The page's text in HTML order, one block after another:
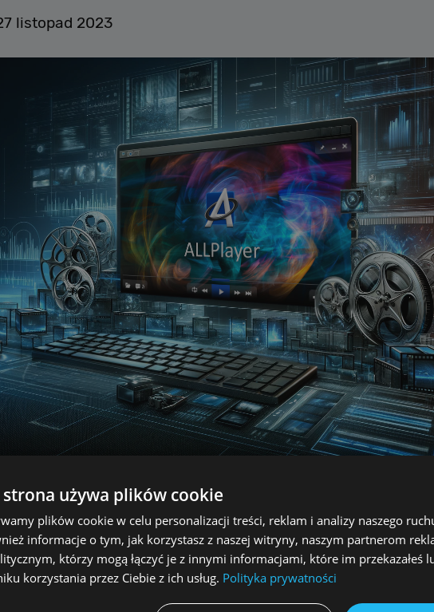
listopad 2023
fanów ALLPlayera!
multimedialny ALLPlayer, właśnie wprowadził zupełnie nowy
zaproszenia Cię do jej eksploracji! Nowy projekt strony wprowadza
ducha ALLPlayera.
strona używa plików cookie
plików cookie w celu personalizacji treści, reklam i analizy naszego
informacje o tym, jak korzystasz z naszej witryny, naszym partnerom
którzy mogą łączyć je z innymi informacjami, które im przekazałeś
korzystania przez Ciebie z ich usług. Polityka prywatności